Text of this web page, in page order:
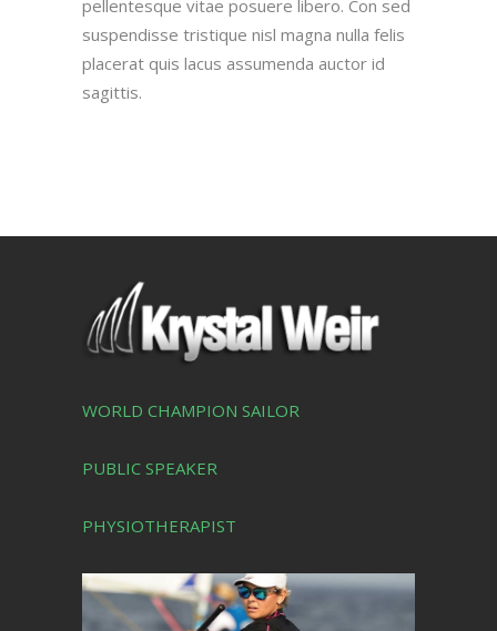
pellentesque vitae posuere libero. Con sed
suspendisse tristique nisl magna nulla felis
placerat quis lacus assumenda auctor id
sagittis.
WORLD CHAMPION SAILOR
PUBLIC SPEAKER
PHYSIOTHERAPIST